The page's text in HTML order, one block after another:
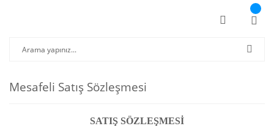
Mesafeli Satış Sözleşmesi
SATIŞ SÖZLEŞMESİ